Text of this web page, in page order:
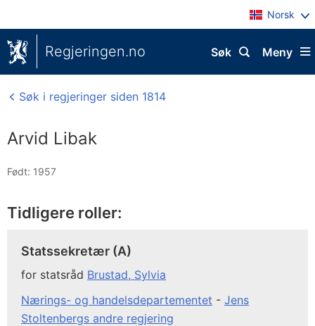
Norsk
Regjeringen.no Meny
Søk
Søk i regjeringer siden 1814
Arvid Libak
Født: 1957
Tidligere roller:
Statssekretær (A)
for statsråd Brustad, Sylvia
Nærings- og handelsdepartementet - Jens
Stoltenbergs andre regjering